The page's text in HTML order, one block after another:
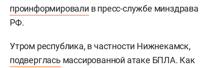
проинформировали в пресс-службе минздрава
РФ.
Утром республика, в частности Нижнекамск,
подверглась массированной атаке БПЛА. Как